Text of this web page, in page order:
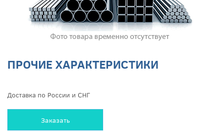
ПРОЧИЕ ХАРАКТЕРИСТИКИ
Доставка по России и СНГ
Заказать